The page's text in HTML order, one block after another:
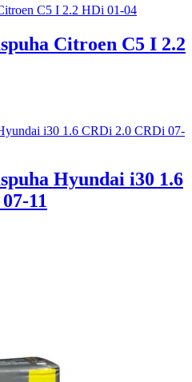
Citroen C5 I 2.2
Hyundai i30 1.6
11